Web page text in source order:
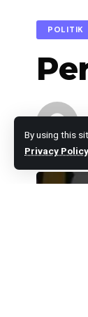
By using this
Privacy Policy
POLITIK